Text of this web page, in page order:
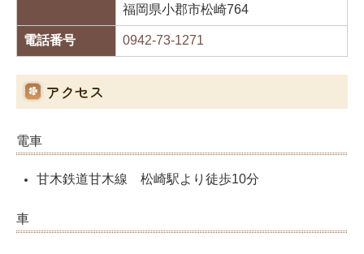
福岡県小郡市松崎764
電話番号 0942-73-1271
アクセス
電車
甘木鉄道甘木線 松崎駅より 徒歩10分
車